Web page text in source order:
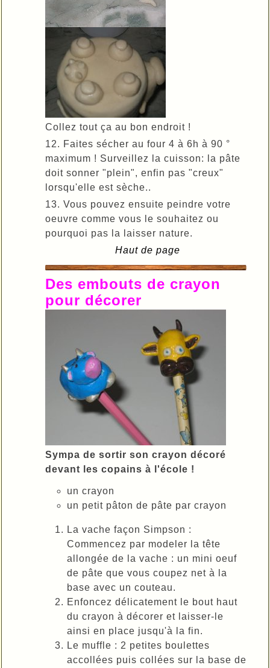
Collez tout ça au bon endroit !
12. Faites sécher au four 4 à 6h à 90 °
maximum ! Surveillez la cuisson: la pâte
doit sonner "plein", enfin pas "creux"
lorsqu'elle est sèche..
13. Vous pouvez ensuite peindre votre
oeuvre comme vous le souhaitez ou
pourquoi pas la laisser nature.
Haut de page
Des embouts de crayon
pour décorer
Sympa de sortir son crayon décoré
devant les copains à l'école !
un crayon
un petit pâton de pâte par crayon
La vache façon Simpson :
Commencez par modeler la tête
allongée de la vache : un mini oeuf
de pâte que vous coupez net à la
base avec un couteau.
Enfoncez délicatement le bout haut
du crayon à décorer et laisser-le
ainsi en place jusqu'à la fin.
Le muffle : 2 petites boulettes
accollées puis collées sur la base de